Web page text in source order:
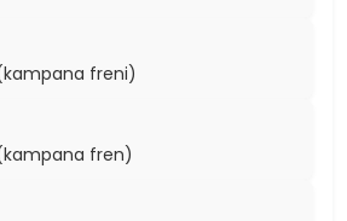
freni)
fren)